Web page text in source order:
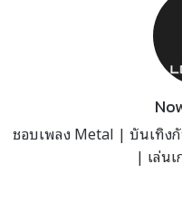
ชอบเพลง Metal | บันเทิง
| เล่นเ